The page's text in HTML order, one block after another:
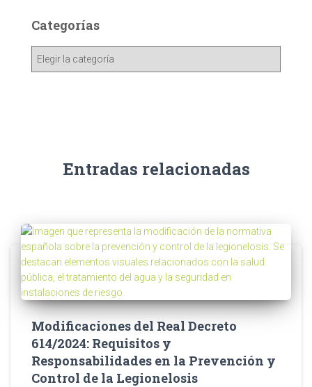
Categorías
Entradas relacionadas
Modificaciones del Real Decreto
614/2024: Requisitos y
Responsabilidades en la Prevención y
Control de la Legionelosis